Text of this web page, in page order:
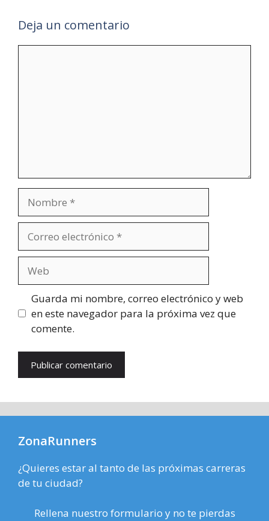
Deja un comentario
electrónico
Guarda mi nombre, correo electrónico y web
en este navegador para la próxima vez que
comente.
ZonaRunners
¿Quieres estar al tanto de las próximas carreras
de tu ciudad?
Rellena nuestro formulario y no te pierdas